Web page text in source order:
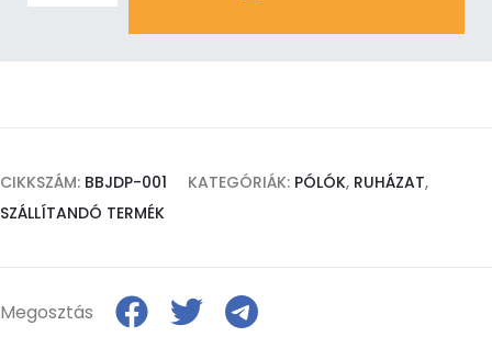
CIKKSZÁM: BBJDP-001 KATEGÓRIÁK: PÓLÓK, RUHÁZAT,
SZÁLLÍTANDÓ TERMÉK
Megosztás